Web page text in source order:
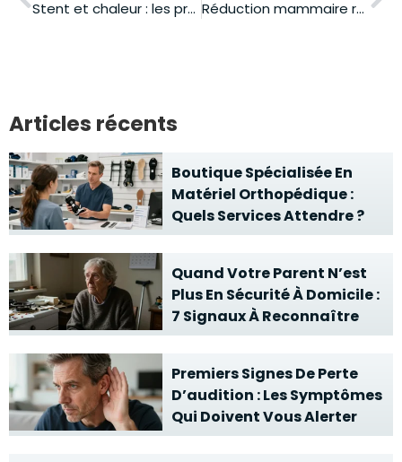
Stent et chaleur : les précautions essentielles pour éviter les complications Réduction mammaire remboursement mutuelle : quelles conditions pour être prise en charge ?
Articles récents
Boutique Spécialisée En
Matériel Orthopédique :
Quels Services Attendre ?
Quand Votre Parent N’est
Plus En Sécurité À Domicile :
7 Signaux À Reconnaître
Premiers Signes De Perte
D’audition : Les Symptômes
Qui Doivent Vous Alerter